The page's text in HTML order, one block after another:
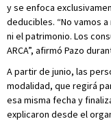
y se enfoca
deducibles. “No vamos
ni el patrimonio. Los
ARCA”, afirmó Pazo
A partir de junio, las
modalidad, que regirá
esa misma fecha y
explicaron desde el